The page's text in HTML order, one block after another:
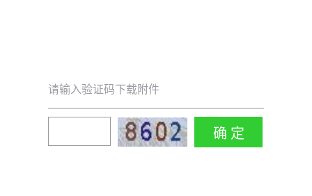
请输入验证码下载附件